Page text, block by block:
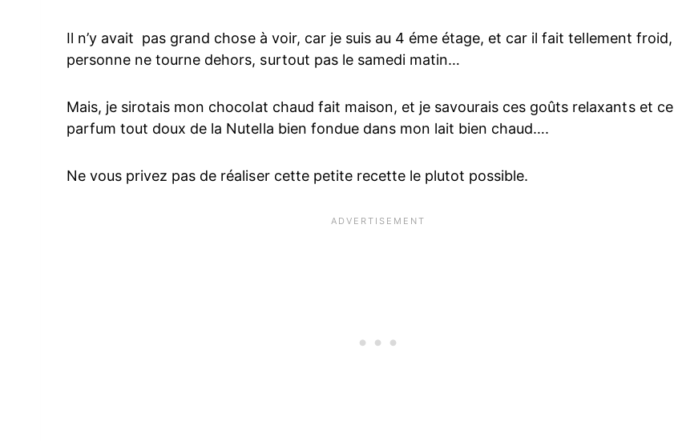
Il n’y avait pas grand chose à voir, car je suis au 4 éme étage, et car il fait tellement froid,
personne ne tourne dehors, surtout pas le samedi matin…
Mais, je sirotais mon chocolat chaud fait maison, et je savourais ces goûts relaxants et ce
parfum tout doux de la Nutella bien fondue dans mon lait bien chaud….
Ne vous privez pas de réaliser cette petite recette le plutot possible.